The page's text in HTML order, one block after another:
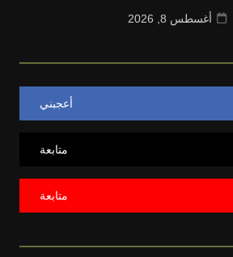
أغسطس 8, 2026
أعجبني
متابعة
متابعة